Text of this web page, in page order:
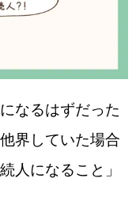
なるはずだった
界していた場合
人になること」